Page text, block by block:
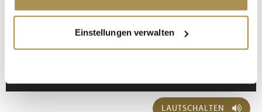
Informationen über Ihre geografische Lage
erfassen, welche bis auf einige Meter genau sein
bestimmten Merkmalen (Fingerprinting) identifizieren
Einstellungen verwalten
Nachname / Firma
LAUTSCHALTEN